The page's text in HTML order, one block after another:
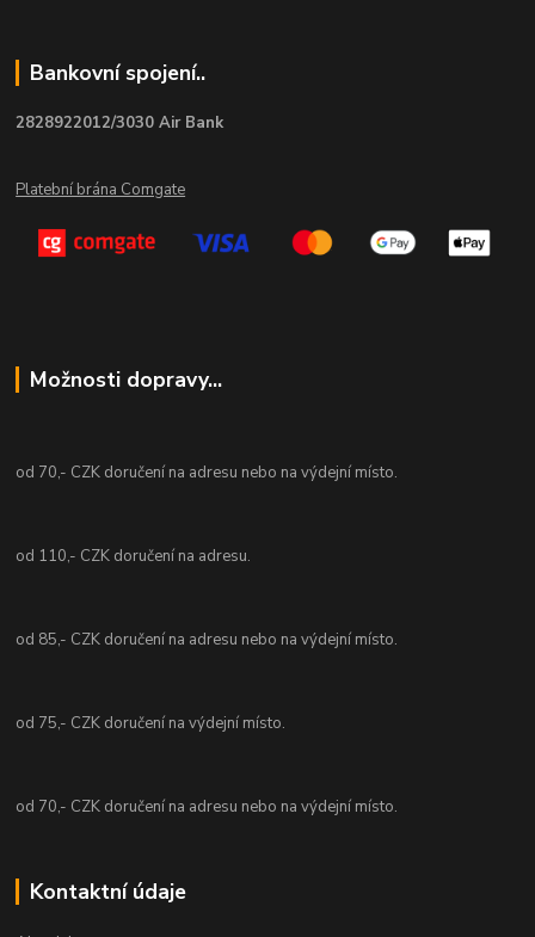
Bankovní spojení..
2828922012/3030 Air Bank
Platební brána Comgate
Možnosti dopravy...
od 70,- CZK doručení na adresu nebo na výdejní místo.
od 110,- CZK doručení na adresu.
od 85,- CZK doručení na adresu nebo na výdejní místo.
od 75,- CZK doručení na výdejní místo.
od 70,- CZK doručení na adresu nebo na výdejní místo.
Kontaktní údaje